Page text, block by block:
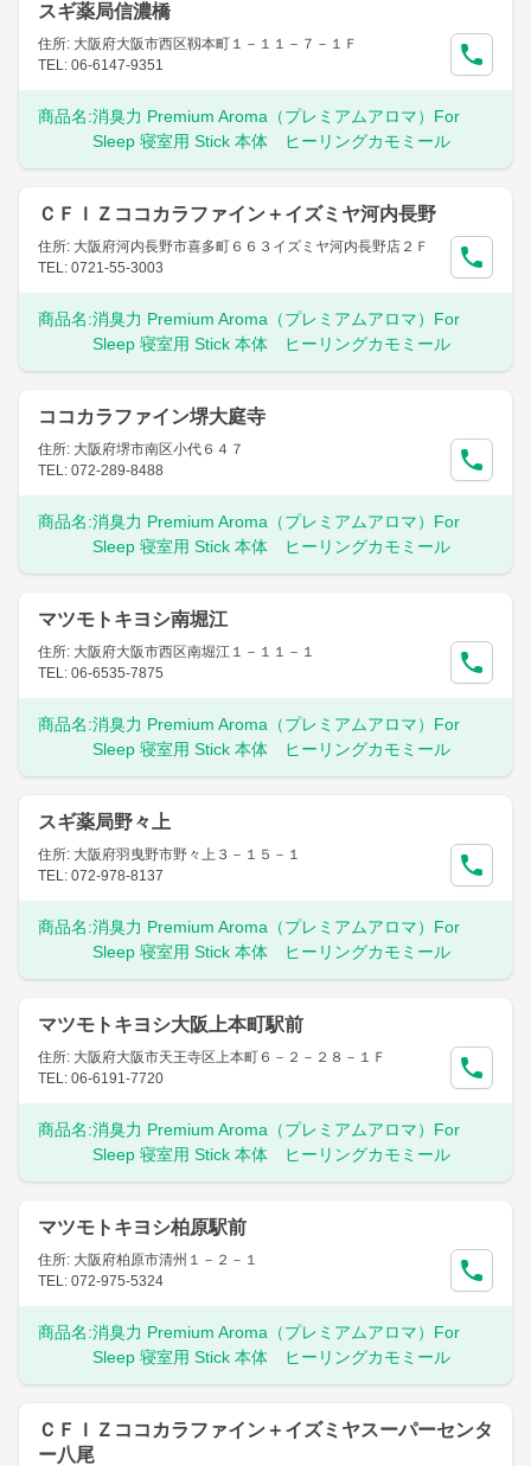
スギ薬局信濃橋
住所: 大阪府大阪市西区靱本町１－１１－７－１Ｆ
TEL: 06-6147-9351
商品名:消臭力 Premium Aroma（プレミアムアロマ）For
Sleep 寝室用 Stick 本体 ヒーリングカモミール
ＣＦＩＺココカラファイン＋イズミヤ河内長野
住所: 大阪府河内長野市喜多町６６３イズミヤ河内長野店２Ｆ
TEL: 0721-55-3003
商品名:消臭力 Premium Aroma（プレミアムアロマ）For
Sleep 寝室用 Stick 本体 ヒーリングカモミール
ココカラファイン堺大庭寺
住所: 大阪府堺市南区小代６４７
TEL: 072-289-8488
商品名:消臭力 Premium Aroma（プレミアムアロマ）For
Sleep 寝室用 Stick 本体 ヒーリングカモミール
マツモトキヨシ南堀江
住所: 大阪府大阪市西区南堀江１－１１－１
TEL: 06-6535-7875
商品名:消臭力 Premium Aroma（プレミアムアロマ）For
Sleep 寝室用 Stick 本体 ヒーリングカモミール
スギ薬局野々上
住所: 大阪府羽曳野市野々上３－１５－１
TEL: 072-978-8137
商品名:消臭力 Premium Aroma（プレミアムアロマ）For
Sleep 寝室用 Stick 本体 ヒーリングカモミール
マツモトキヨシ大阪上本町駅前
住所: 大阪府大阪市天王寺区上本町６－２－２８－１Ｆ
TEL: 06-6191-7720
商品名:消臭力 Premium Aroma（プレミアムアロマ）For
Sleep 寝室用 Stick 本体 ヒーリングカモミール
マツモトキヨシ柏原駅前
住所: 大阪府柏原市清州１－２－１
TEL: 072-975-5324
商品名:消臭力 Premium Aroma（プレミアムアロマ）For
Sleep 寝室用 Stick 本体 ヒーリングカモミール
ＣＦＩＺココカラファイン＋イズミヤスーパーセンタ
ー八尾